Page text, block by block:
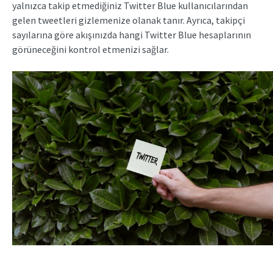
yalnızca takip etmediğiniz Twitter Blue kullanıcılarından
gelen tweetleri gizlemenize olanak tanır. Ayrıca, takipçi
sayılarına göre akışınızda hangi Twitter Blue hesaplarının
görüneceğini kontrol etmenizi sağlar.